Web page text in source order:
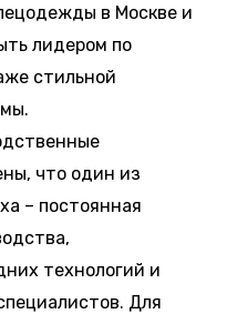
в Москве и
лидером по
стильной
что один из
– постоянная
технологий и
Для